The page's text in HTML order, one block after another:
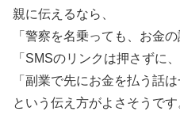
親に伝えるなら、
「警察を名乗っても、お金
「SMSのリンクは押さずに
「副業で先にお金を払う話
という伝え方がよさそうです